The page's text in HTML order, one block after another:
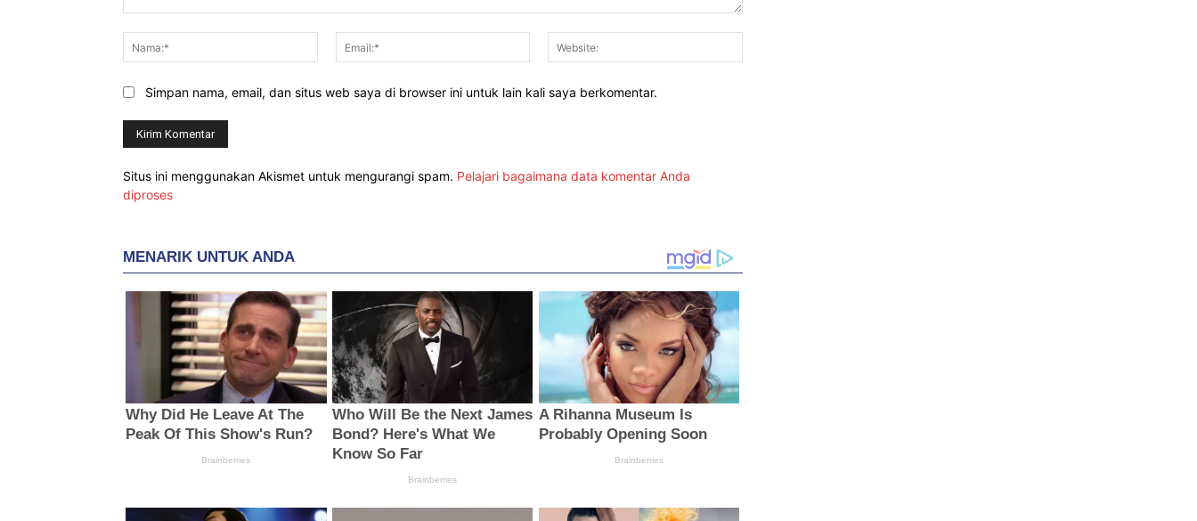
Nama:*
Email:*
Simpan nama, email, dan situs web saya di browser ini untuk lain kali saya berkomentar.
Situs ini menggunakan Akismet untuk mengurangi spam. Pelajari bagaimana data komentar Anda
diproses